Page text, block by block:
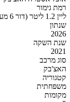
רמת גימור
GS ליין 1.2 ליטר (דור 6 מעודכן)
שנתון
2026
שנת השקה
2021
סוג מרכב
האצ'בק
קטגוריה
משפחתית
מקומות